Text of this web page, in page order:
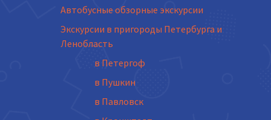
Автобусные обзорные экскурсии
Экскурсии в пригороды Петербурга и
Ленобласть
в Петергоф
в Пушкин
в Павловск